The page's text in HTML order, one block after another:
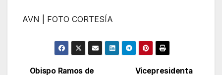
AVN | FOTO CORTESÍA
Vicepresidenta
Obispo Ramos de